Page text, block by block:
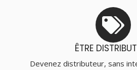
ÊTRE
Devenez distributeur, sans